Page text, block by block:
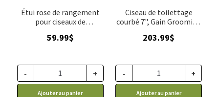
Étui rose de rangement
pour ciseaux de
59.99$
- +
Ajouter au panier
Ciseau de toilettage
courbé 7", Gain Grooming
203.99$
- +
Ajouter au panier